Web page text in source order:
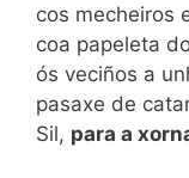
cos mecheiros
coa papeleta
ós veciños a
pasaxe de
Sil, para a